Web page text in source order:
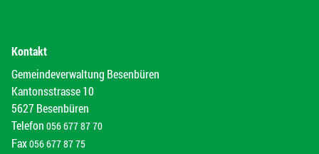
Kontakt
Gemeindeverwaltung Besenbüren
Kantonsstrasse 10
5627 Besenbüren
Telefon 056 677 87 70
Fax056 677 87 75